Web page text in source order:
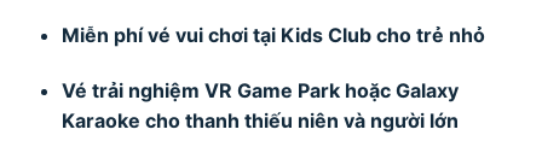
Miễn phí vé vui chơi tại Kids Club cho trẻ nhỏ
Vé trải nghiệm VR Game Park hoặc Galaxy
Karaoke cho thanh thiếu niên và người lớn